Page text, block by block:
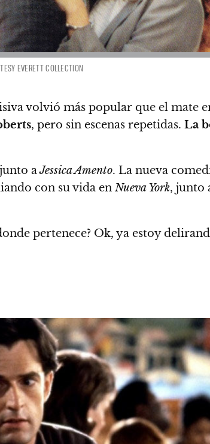
EVERETT COLLECTION
volvió más popular que el mate
, pero sin escenas repetidas. La
aJessica Amento. La nueva
con su vida en Nueva York, junto
pertenece? Ok, ya estoy